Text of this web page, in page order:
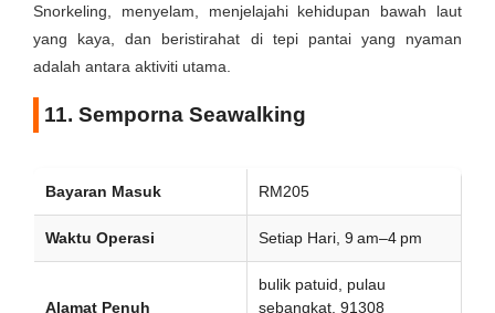
Snorkeling, menyelam, menjelajahi kehidupan bawah laut
yang kaya, dan beristirahat di tepi pantai yang nyaman
adalah antara aktiviti utama.
11. Semporna Seawalking
Bayaran Masuk RM205
Waktu Operasi Setiap Hari, 9 am–4 pm
Alamat Penuh
bulik patuid, pulau
sebangkat, 91308